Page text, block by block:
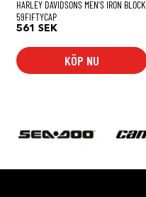
HARLEY DAVIDSONS MEN’S IRON BLOCK
59FIFTYCAP
561SEK
KÖP NU